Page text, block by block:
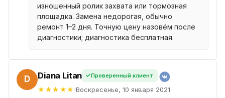
изношенный ролик захвата или тормозная
площадка. Замена недорогая, обычно
ремонт 1–2 дня. Точную цену назовём после
диагностики; диагностика бесплатная.
Diana Litan Проверенный клиент
Воскресенье, 10 января 2021